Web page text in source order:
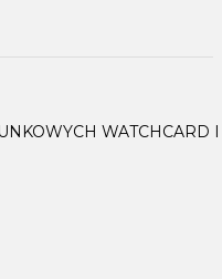
WATCHCARD I